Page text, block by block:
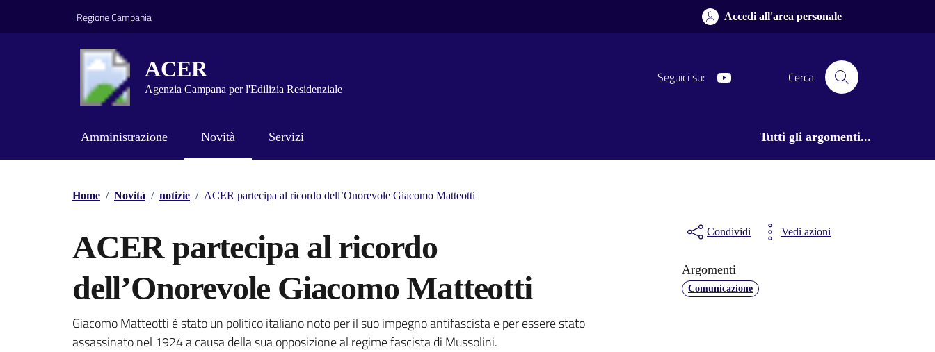
Regione Campania Accedi all'area personale
ACER
Agenzia Campana per l'Edilizia Residenziale
Seguici su: Cerca
Amministrazione Novità Servizi Tutti gli argomenti...
Home / Novità / notizie / ACER partecipa al ricordo dell’Onorevole Giacomo Matteotti
ACER partecipa al ricordo
dell’Onorevole Giacomo Matteotti
Dettagli della notizia
Giacomo Matteotti è stato un politico italiano noto per il suo impegno antifascista e per essere stato
assassinato nel 1924 a causa della sua opposizione al regime fascista di Mussolini.
Condividi Vedi azioni
Argomenti
Comunicazione